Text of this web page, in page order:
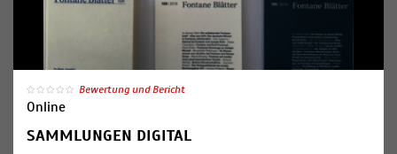
Bewertung und Bericht
Online
SAMMLUNGEN DIGITAL